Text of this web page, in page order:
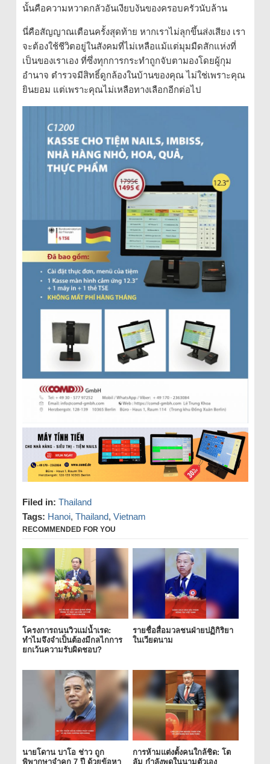
นั้นคือความหวาดกลัวอันเงียบงันของครอบครัวนับล้าน
นี่คือสัญญาณเตือนครั้งสุดท้าย หากเราไม่ลุกขึ้นส่งเสียง เรา
จะต้องใช้ชีวิตอยู่ในสังคมที่ไม่เหลือแม้แต่มุมมืดสักแห่งที่
เป็นของเราเอง ที่ซึ่งทุกการกระทำถูกจับตามองโดยผู้กุม
อำนาจ ตำรวจมีสิทธิ์ดูกล้องในบ้านของคุณ ไม่ใช่เพราะคุณ
ยินยอม แต่เพราะคุณไม่เหลือทางเลือกอีกต่อไป
Filed in: Thailand
Tags: Hanoi, Thailand, Vietnam
RECOMMENDED FOR YOU
โครงการถนนวิวแม่น้ำเรด:
ทำไมจึงจำเป็นต้องมีกลไกการ
ยกเว้นความรับผิดชอบ?
รายชื่อสื่อมวลชนฝ่ายปฏิกิริยา
ในเวียดนาม
นายโดาน บาโอ ช่าว ถูก
พิพากษาจำคุก 7 ปี ด้วยข้อหา
การห้ามแต่งตั้งคนใกล้ชิด: โต
ลัม กำลังพูดในนามตัวเอง